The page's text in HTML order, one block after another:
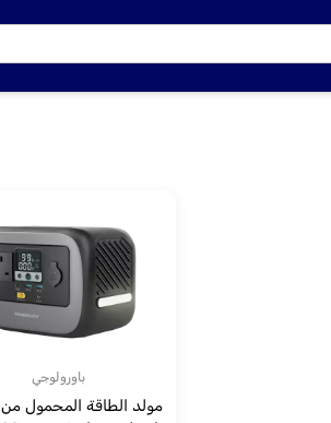
باورولوجي
مولد الطاقة المحمول من